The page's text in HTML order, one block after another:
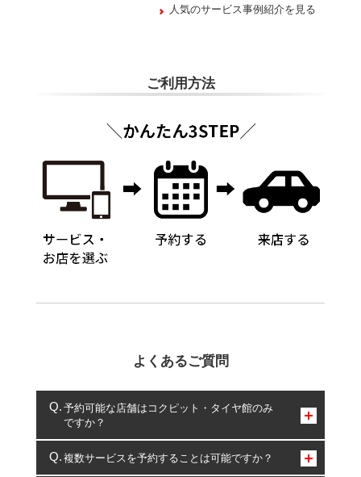
人気のサービス事例紹介を見る
ご利用方法
よくあるご質問
予約可能な店舗はコクピット・タイヤ館のみ
ですか？
コクピット・タイヤ館のみとなります。
複数サービスを予約することは可能ですか？